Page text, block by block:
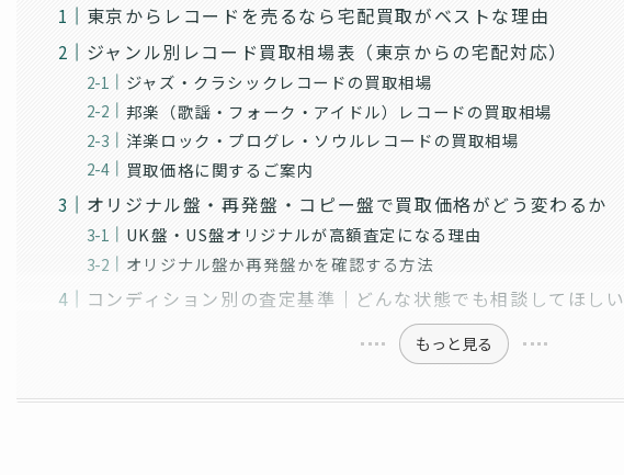
東京からレコードを売るなら宅配買取がベストな理由
ジャンル別レコード買取相場表（東京からの宅配対応）
ジャズ・クラシックレコードの買取相場
邦楽（歌謡・フォーク・アイドル）レコードの買取相場
洋楽ロック・プログレ・ソウルレコードの買取相場
買取価格に関するご案内
オリジナル盤・再発盤・コピー盤で買取価格がどう変わるか
UK盤・US盤オリジナルが高額査定になる理由
オリジナル盤か再発盤かを確認する方法
コンディション別の査定基準｜どんな状態でも相談してほしい
もっと見る